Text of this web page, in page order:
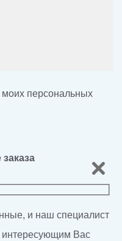
моих персональных
и наш специалист
интересующим Вас